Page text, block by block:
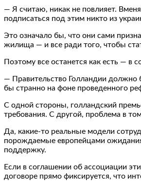
— Я считаю, никак не повлияет.
подписаться под этим никто из
Это означало бы, что они сами
жилища — и все ради того, чтобы
Поэтому все останется как есть — в
— Правительство Голландии должно
бы странно на фоне проведенного
С одной стороны, голландский
требования. С другой, проблема в
Да, какие-то реальные модели
порождаемые европейцами
поддержку.
Если в соглашении об ассоциации
договоре прямо фиксируется, что